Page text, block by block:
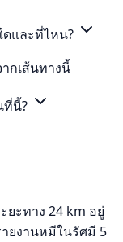
ดและที่ไหน?
กเส้นทางนี้
ที่นี้?
ยะทาง 24 km อยู่
ยงานหมีในรัศมี 5